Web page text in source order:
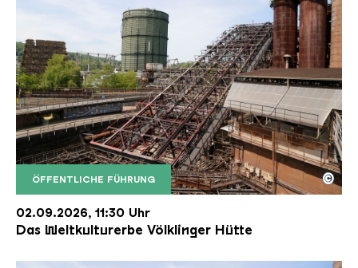
ÖFFENTLICHE FÜHRUNG
Der Erzschrägaufzug der Völklinger Hütte mit
Copyright: Weltkulturerbe Völklinger Hütte | Karl
©
02.09.2026, 11:30 Uhr
Das Weltkulturerbe Völklinger Hütte